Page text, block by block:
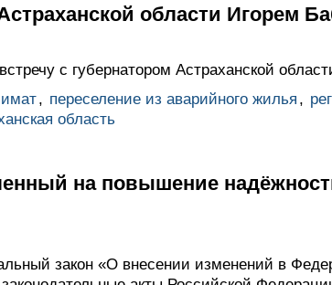
области Игорем
с губернатором Астраханской
, переселение из аварийного жилья ,
область
на повышение
закон «О внесении изменений в